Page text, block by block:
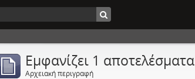
Εμφανίζει 1 αποτελέσματα
Αρχειακή περιγραφή